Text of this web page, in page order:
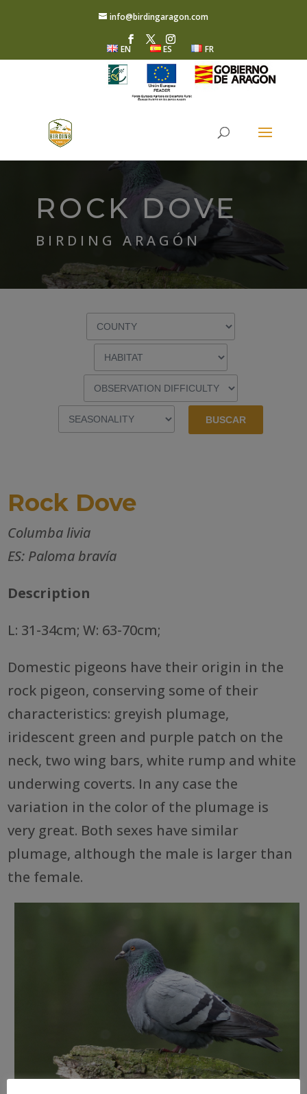
info@birdingaragon.com
EN ES FR
ROCK DOVE
BIRDING ARAGÓN
Rock Dove
Columba livia
ES: Paloma bravía
Description
L: 31-34cm; W: 63-70cm;
Domestic pigeons have their origin in the
rock pigeon, conserving some of their
characteristics: greyish plumage,
iridescent green and purple patch on the
neck, two wing bars, white rump and white
underwing coverts. In any case the
variation in the color of the plumage is
very great. Both sexes have similar
plumage, although the male is larger than
the female.